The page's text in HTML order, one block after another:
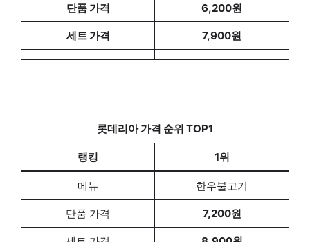
단품 가격 6,200원
세트 가격 7,900원
롯데리아 가격 순위 TOP1
랭킹 1위
메뉴 한우불고기
단품 가격 7,200원